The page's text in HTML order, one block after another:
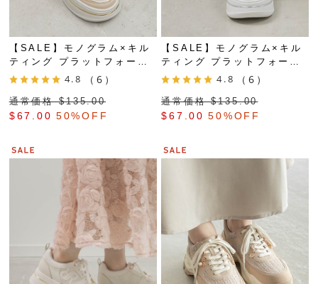
【SALE】モノグラム×キル
ティング プラットフォーム
スニーカー 4.8 （6）
通常価格 $‌135.00
$‌67.00 50%OFF
【SALE】モノグラム×キル
ティング プラットフォーム
スニーカー 4.8 （6）
通常価格 $‌135.00
$‌67.00 50%OFF